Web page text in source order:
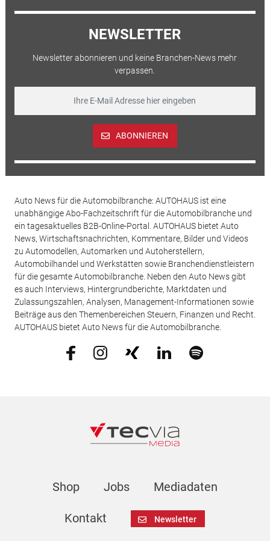
NEWSLETTER
Newsletter abonnieren und keine Branchen-News mehr
verpassen.
ABONNIEREN
Auto News für die Automobilbranche: AUTOHAUS ist eine
unabhängige Abo-Fachzeitschrift für die Automobilbranche und
ein tagesaktuelles B2B-Online-Portal. AUTOHAUS bietet Auto
News, Wirtschaftsnachrichten, Kommentare, Bilder und Videos
zu Automodellen, Automarken und Autoherstellern,
Automobilhandel und Werkstätten sowie Branchendienstleistern
für die gesamte Automobilbranche. Neben den Auto News gibt
es auch Interviews, Hintergrundberichte, Marktdaten und
Zulassungszahlen, Analysen, Management-Informationen sowie
Beiträge aus den Themenbereichen Steuern, Finanzen und Recht.
AUTOHAUS bietet Auto News für die Automobilbranche.
Shop Jobs Mediadaten
Kontakt Newsletter